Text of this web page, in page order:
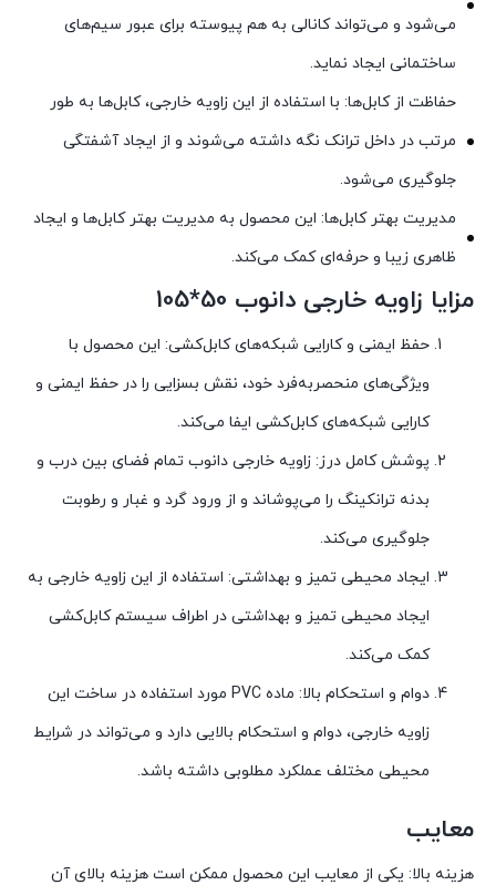
می‌شود و می‌تواند کانالی به هم پیوسته برای عبور سیم‌های
ساختمانی ایجاد نماید.
حفاظت از کابل‌ها: با استفاده از این زاویه خارجی، کابل‌ها به طور
مرتب در داخل ترانک نگه داشته می‌شوند و از ایجاد آشفتگی
جلوگیری می‌شود.
مدیریت بهتر کابل‌ها: این محصول به مدیریت بهتر کابل‌ها و ایجاد
ظاهری زیبا و حرفه‌ای کمک می‌کند.
مزایا زاویه خارجی دانوب 50*105
حفظ ایمنی و کارایی شبکه‌های کابل‌کشی: این محصول با
ویژگی‌های منحصربه‌فرد خود، نقش بسزایی را در حفظ ایمنی و
کارایی شبکه‌های کابل‌کشی ایفا می‌کند.
پوشش کامل درز: زاویه خارجی دانوب تمام فضای بین درب و
بدنه ترانکینگ را می‌پوشاند و از ورود گرد و غبار و رطوبت
جلوگیری می‌کند.
ایجاد محیطی تمیز و بهداشتی: استفاده از این زاویه خارجی به
ایجاد محیطی تمیز و بهداشتی در اطراف سیستم کابل‌کشی
کمک می‌کند.
دوام و استحکام بالا: ماده PVC مورد استفاده در ساخت این
زاویه خارجی، دوام و استحکام بالایی دارد و می‌تواند در شرایط
محیطی مختلف عملکرد مطلوبی داشته باشد.
معایب
هزینه بالا: یکی از معایب این محصول ممکن است هزینه بالای آن